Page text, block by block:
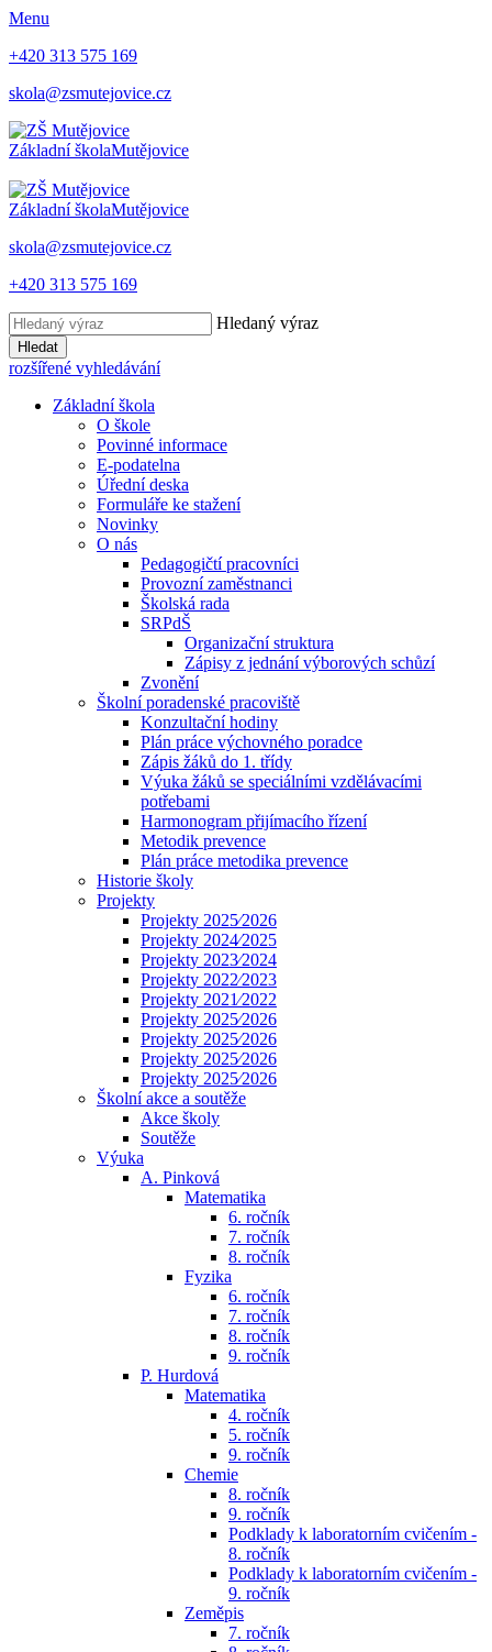
Menu
+420 313 575 169
skola@zsmutejovice.cz
Základní školaMutějovice
Základní školaMutějovice
skola@zsmutejovice.cz
+420 313 575 169
Hledaný výraz
Hledat
rozšířené vyhledávání
Základní škola
O škole
Povinné informace
E-podatelna
Úřední deska
Formuláře ke stažení
Novinky
O nás
Pedagogičtí pracovníci
Provozní zaměstnanci
Školská rada
SRPdŠ
Organizační struktura
Zápisy z jednání výborových schůzí
Zvonění
Školní poradenské pracoviště
Konzultační hodiny
Plán práce výchovného poradce
Zápis žáků do 1. třídy
Výuka žáků se speciálními vzdělávacími
potřebami
Harmonogram přijímacího řízení
Metodik prevence
Plán práce metodika prevence
Historie školy
Projekty
Projekty 2025⁄2026
Projekty 2024⁄2025
Projekty 2023⁄2024
Projekty 2022⁄2023
Projekty 2021⁄2022
Projekty 2025⁄2026
Projekty 2025⁄2026
Projekty 2025⁄2026
Projekty 2025⁄2026
Školní akce a soutěže
Akce školy
Soutěže
Výuka
A. Pinková
Matematika
6. ročník
7. ročník
8. ročník
Fyzika
6. ročník
7. ročník
8. ročník
9. ročník
P. Hurdová
Matematika
4. ročník
5. ročník
9. ročník
Chemie
8. ročník
9. ročník
Podklady k laboratorním cvičením -
8. ročník
Podklady k laboratorním cvičením -
9. ročník
Zeměpis
7. ročník